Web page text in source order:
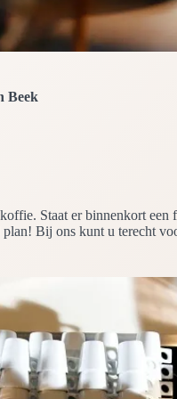
Beek
Staat er binnenkort
Bij ons kunt u terecht